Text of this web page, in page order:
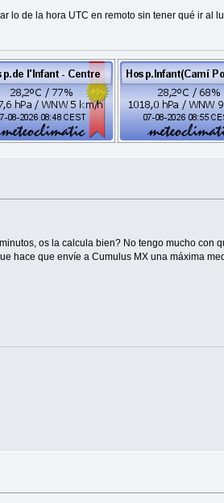
lo de la hora UTC en remoto sin tener qué ir al
os la calcula bien? No tengo mucho con
hace que envíe a Cumulus MX una máxima